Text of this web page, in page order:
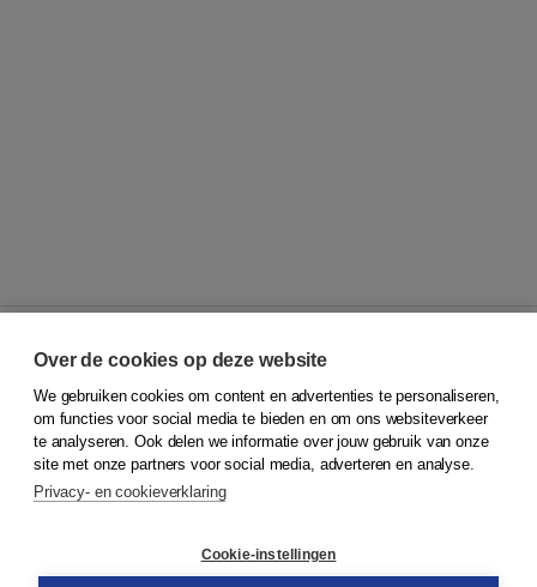
© 2026Koninklijke Boom uitgevers
Klantenservice
Service & informatie
Contact
Over de cookies op deze website
We gebruiken cookies om content en advertenties te personaliseren,
om functies voor social media te bieden en om ons websiteverkeer
te analyseren. Ook delen we informatie over jouw gebruik van onze
site met onze partners voor social media, adverteren en analyse.
Privacy- en cookieverklaring
Cookie-instellingen